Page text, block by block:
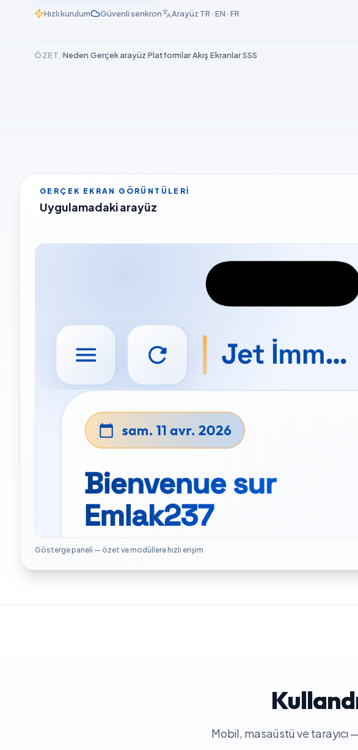
Hızlı kurulum Güvenli senkron Arayüz TR · EN · FR
ÖZET/Neden·Gerçek arayüz·Platformlar·Akış·Ekranlar·SSS
Emlak237 uygulamasının gerçek önizlemesi
GERÇEK EKRAN GÖRÜNTÜLERI
Uygulamadaki arayüz
Gösterge paneli — özet ve modüllere hızlı erişim
Mobil, masaüstü ve tarayıcı